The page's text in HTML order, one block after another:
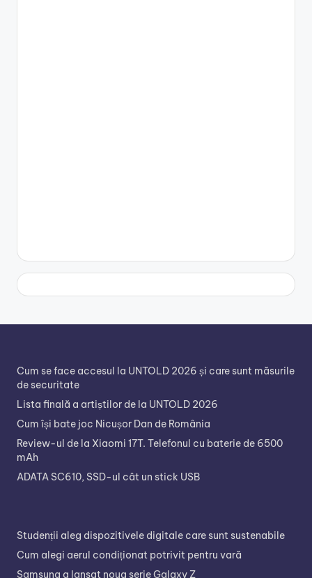
Cum se face accesul la UNTOLD 2026 și care sunt măsurile
de securitate
Lista finală a artiștilor de la UNTOLD 2026
Cum își bate joc Nicușor Dan de România
Review-ul de la Xiaomi 17T. Telefonul cu baterie de 6500
mAh
ADATA SC610, SSD-ul cât un stick USB
Studenții aleg dispozitivele digitale care sunt sustenabile
Cum alegi aerul condiționat potrivit pentru vară
Samsung a lansat noua serie Galaxy Z